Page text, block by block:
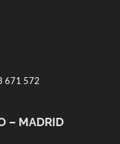
671 572
– MADRID